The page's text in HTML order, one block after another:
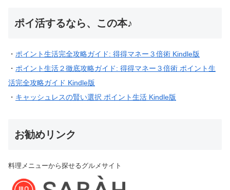
ポイ活するなら、この本♪
・ ポイント生活完全攻略ガイド: 得得マネー３倍術 Kindle版
・ ポイント生活２徹底攻略ガイド: 得得マネー３倍術 ポイント生
活完全攻略ガイド Kindle版
・ キャッシュレスの賢い選択 ポイント生活 Kindle版
お勧めリンク
料理メニューから探せるグルメサイト